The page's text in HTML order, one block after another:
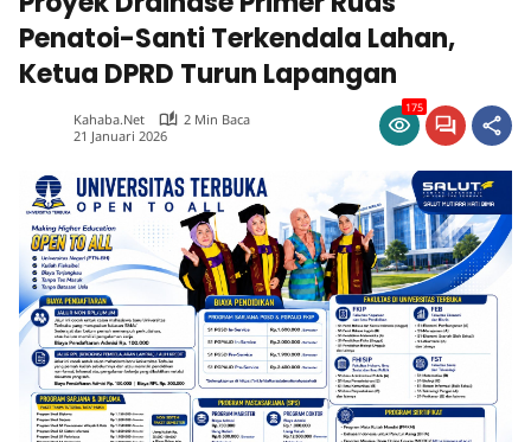
Penatoi-Santi Terkendala Lahan,
Ketua DPRD Turun Lapangan
Kahaba.net
2 Min Baca
21 Januari 2026
175